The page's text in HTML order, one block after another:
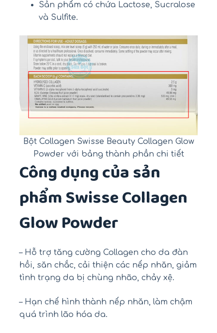
Sản phẩm có chứa Lactose, Sucralose
và Sulfite.
Bột Collagen Swisse Beauty Collagen Glow
Powder với bảng thành phần chi tiết
Công dụng của sản
phẩm Swisse Collagen
Glow Powder
– Hỗ trợ tăng cường Collagen cho da đàn
hồi, săn chắc, cải thiện các nếp nhăn, giảm
tình trạng da bị chùng nhão, chảy xệ.
– Hạn chế hình thành nếp nhăn, làm chậm
quá trình lão hóa da.